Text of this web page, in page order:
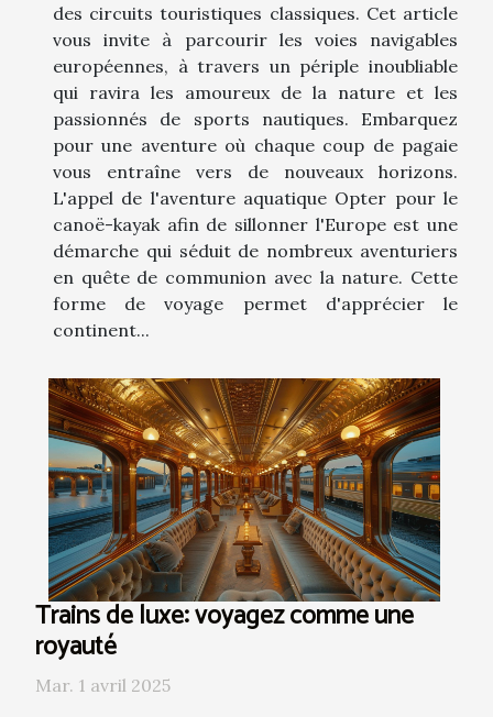
des circuits touristiques classiques. Cet article
vous invite à parcourir les voies navigables
européennes, à travers un périple inoubliable
qui ravira les amoureux de la nature et les
passionnés de sports nautiques. Embarquez
pour une aventure où chaque coup de pagaie
vous entraîne vers de nouveaux horizons.
L'appel de l'aventure aquatique Opter pour le
canoë-kayak afin de sillonner l'Europe est une
démarche qui séduit de nombreux aventuriers
en quête de communion avec la nature. Cette
forme de voyage permet d'apprécier le
continent...
Trains de luxe: voyagez comme une
royauté
Mar. 1 avril 2025